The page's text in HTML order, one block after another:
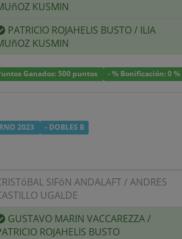
KUSMIN
PATRICIO ROJAHELIS BUSTO/ ILIA
KUSMIN
Ganados: 500 puntos - % Bonificación: 0 %
2023 - DOBLES B
SIFóN ANDALAFT/ANDRES
UGALDE
GUSTAVO MARIN VACCAREZZA/
ROJAHELIS BUSTO